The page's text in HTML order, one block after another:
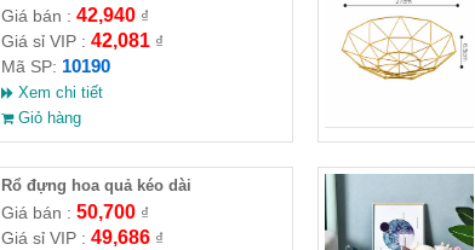
góc 27x12cm
Giá bán : 42,940₫
Giá sỉ VIP : 42,081₫
Mã SP: 10190
Xem chi tiết
Giỏ hàng
Rổ đựng hoa quả kéo dài
Giá bán : 50,700₫
Giá sỉ VIP : 49,686₫